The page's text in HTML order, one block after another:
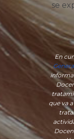
se
En
informa
que va